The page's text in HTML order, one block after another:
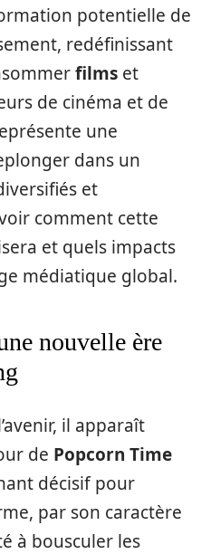
potentielle de
redéfinissant
films et
de cinéma et de
une
dans un
et
comment cette
et quels impacts
médiatique global.
nouvelle ère
il apparaît
de Popcorn Time
décisif pour
par son caractère
à bousculer les